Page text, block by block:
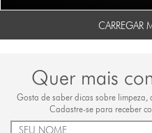
CARREGAR
Quer mais
Gosta de saber dicas sobre
Cadastre-se para receber